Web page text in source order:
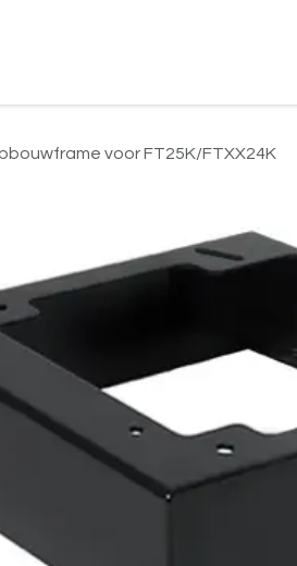
voor FT25K/FTXX24K